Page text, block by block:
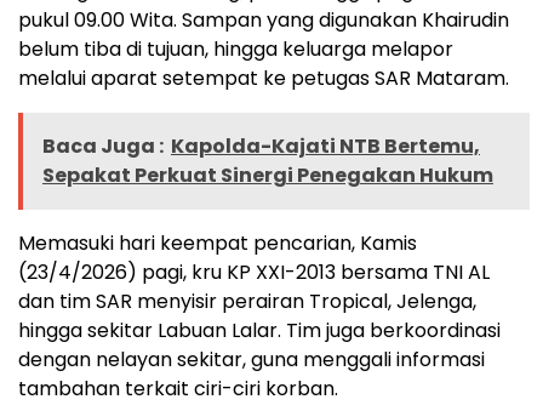
pukul 09.00 Wita. Sampan yang digunakan Khairudin
belum tiba di tujuan, hingga keluarga melapor
melalui aparat setempat ke petugas SAR Mataram.
Baca Juga : Kapolda-Kajati NTB Bertemu,
Sepakat Perkuat Sinergi Penegakan Hukum
Memasuki hari keempat pencarian, Kamis
(23/4/2026) pagi, kru KP XXI-2013 bersama TNI AL
dan tim SAR menyisir perairan Tropical, Jelenga,
hingga sekitar Labuan Lalar. Tim juga berkoordinasi
dengan nelayan sekitar, guna menggali informasi
tambahan terkait ciri-ciri korban.